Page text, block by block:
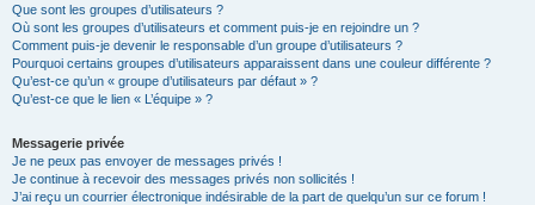
Que sont les groupes d’utilisateurs ?
Où sont les groupes d’utilisateurs et comment puis-je en rejoindre un ?
Comment puis-je devenir le responsable d’un groupe d’utilisateurs ?
Pourquoi certains groupes d’utilisateurs apparaissent dans une couleur différente ?
Qu’est-ce qu’un « groupe d’utilisateurs par défaut » ?
Qu’est-ce que le lien « L’équipe » ?
Messagerie privée
Je ne peux pas envoyer de messages privés !
Je continue à recevoir des messages privés non sollicités !
J’ai reçu un courrier électronique indésirable de la part de quelqu’un sur ce forum !